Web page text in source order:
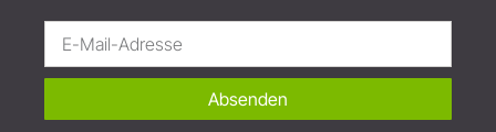
Absenden